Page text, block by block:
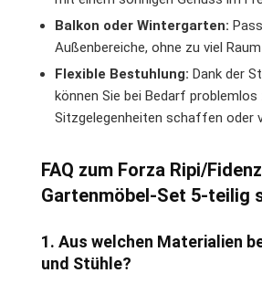
Balkon oder Wintergarten:
Außenbereiche, ohne zu viel
Flexible Bestuhlung: Dank der
können Sie bei Bedarf
Sitzgelegenheiten schaffen oder
FAQ zum Forza Ripi/
Gartenmöbel-Set 5-teilig
1. Aus welchen Materialien
und Stühle?